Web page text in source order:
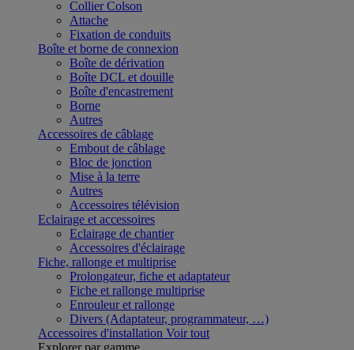
Collier Colson
Attache
Fixation de conduits
Boîte et borne de connexion
Boîte de dérivation
Boîte DCL et douille
Boîte d'encastrement
Borne
Autres
Accessoires de câblage
Embout de câblage
Bloc de jonction
Mise à la terre
Autres
Accessoires télévision
Eclairage et accessoires
Eclairage de chantier
Accessoires d'éclairage
Fiche, rallonge et multiprise
Prolongateur, fiche et adaptateur
Fiche et rallonge multiprise
Enrouleur et rallonge
Divers (Adaptateur, programmateur, …)
Accessoires d'installation Voir tout
Explorer par gamme